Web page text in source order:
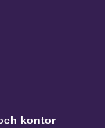
kontor